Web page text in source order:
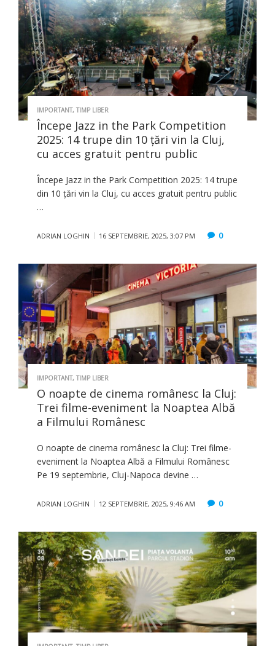
IMPORTANT, TIMP LIBER
Începe Jazz in the Park Competition
2025: 14 trupe din 10 țări vin la Cluj,
cu acces gratuit pentru public
Începe Jazz in the Park Competition 2025: 14 trupe
din 10 țări vin la Cluj, cu acces gratuit pentru public
…
ADRIAN LOGHIN 16 SEPTEMBRIE, 2025, 3:07 PM 0
IMPORTANT, TIMP LIBER
O noapte de cinema românesc la Cluj:
Trei filme-eveniment la Noaptea Albă
a Filmului Românesc
O noapte de cinema românesc la Cluj: Trei filme-
eveniment la Noaptea Albă a Filmului Românesc
Pe 19 septembrie, Cluj-Napoca devine …
ADRIAN LOGHIN 12 SEPTEMBRIE, 2025, 9:46 AM 0